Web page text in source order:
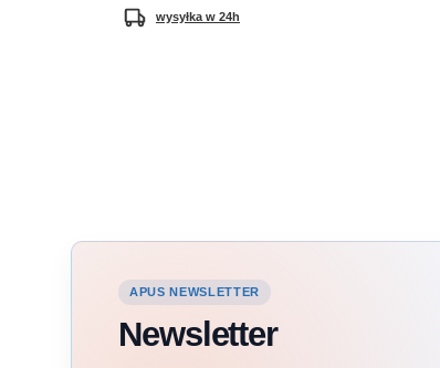
wysyłka w 24h
APUS NEWSLETTER
Newsletter